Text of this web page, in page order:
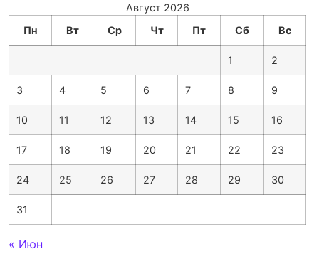
Август 2026
Пн
Вт Ср Чт Пт Сб Вс
1 2
3 4 5 6 7 8 9
10 11 12 13 14 15 16
17 18 19 20 21 22 23
24 25 26 27 28 29 30
31
« Июн